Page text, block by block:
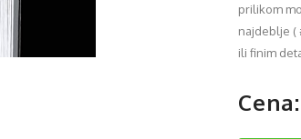
prilikom
najdeblje (
ili finim